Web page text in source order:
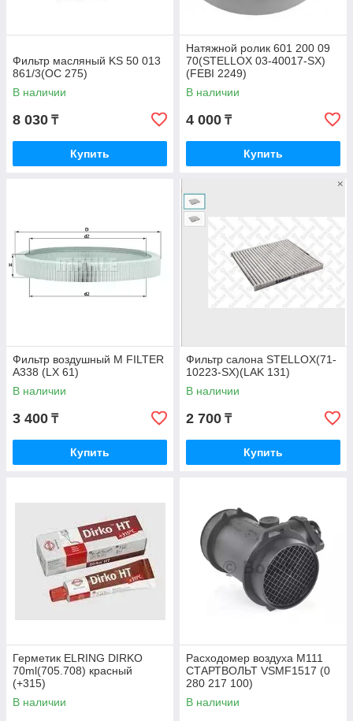
Фильтр масляный KS 50 013
861/3(OC 275)
В наличии
8 030 ₸
Купить
Натяжной ролик 601 200 09
70(STELLOX 03-40017-SX)
(FEBI 2249)
В наличии
4 000 ₸
Купить
Фильтр воздушный M FILTER
A338 (LX 61)
В наличии
3 400 ₸
Купить
Фильтр салона STELLOX(71-
10223-SX)(LAK 131)
В наличии
2 700 ₸
Купить
Герметик ELRING DIRKO
70ml(705.708) красный
(+315)
В наличии
Расходомер воздуха M111
СТАРТВОЛЬТ VSMF1517 (0
280 217 100)
В наличии